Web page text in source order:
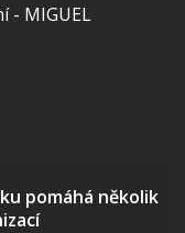
- MIGUEL
pomáhá několik